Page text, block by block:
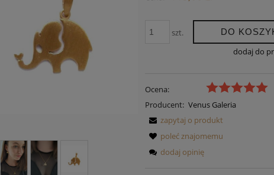
szt. DO
dodaj do
Ocena:
Producent: Venus Galeria
zapytaj o produkt
poleć znajomemu
dodaj opinię